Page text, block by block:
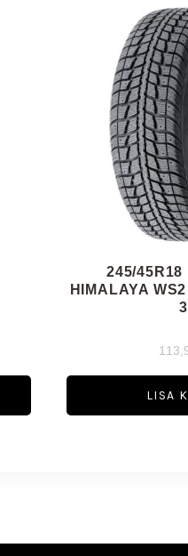
245/45R18
HIMALAYA
3
LISA